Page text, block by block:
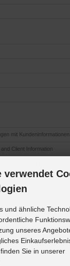
mit Kundeninformationen
Client Information
verwendet
und ähnliche
unseres
Sie in unserer